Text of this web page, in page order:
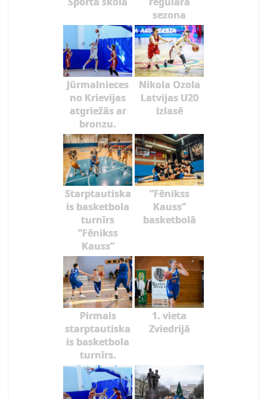
sezona
Jūrmalnieces
no Krievijas
atgriežās ar
bronzu.
Nikola Ozola
Latvijas U20
izlasē
Starptautiska
is basketbola
turnīrs
”Fēnikss
Kauss”
”Fēnikss
Kauss”
basketbolā
Pirmais
starptautiska
is basketbola
turnīrs.
1. vieta
Zviedrijā